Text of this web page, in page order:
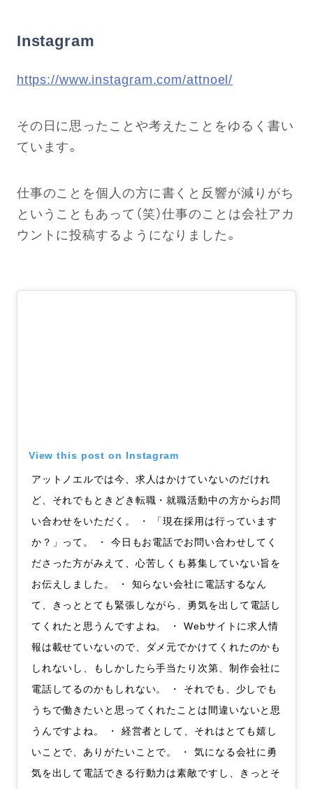
Instagram
https://www.instagram.com/attnoel/
その日に思ったことや考えたことをゆるく書い
ています。
仕事のことを個人の方に書くと反響が減りがち
ということもあって（笑）仕事のことは会社アカ
ウントに投稿するようになりました。
View this post on Instagram
アットノエルでは今、求人はかけていないのだけれ
ど、それでもときどき転職・就職活動中の方からお問
い合わせをいただく。 ・ 「現在採用は行っています
か？」って。 ・ 今日もお電話でお問い合わせしてく
ださった方がみえて、心苦しくも募集していない旨を
お伝えしました。 ・ 知らない会社に電話するなん
て、きっととても緊張しながら、勇気を出して電話し
てくれたと思うんですよね。 ・ Webサイトに求人情
報は載せていないので、ダメ元でかけてくれたのかも
しれないし、もしかしたら手当たり次第、制作会社に
電話してるのかもしれない。 ・ それでも、少しでも
うちで働きたいと思ってくれたことは間違いないと思
うんですよね。 ・ 経営者として、それはとても嬉し
いことで、ありがたいことで。 ・ 気になる会社に勇
気を出して電話できる行動力は素敵ですし、きっとそ